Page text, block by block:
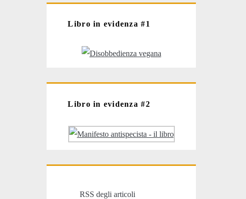
Libro in evidenza #1
Libro in evidenza #2
RSS degli articoli